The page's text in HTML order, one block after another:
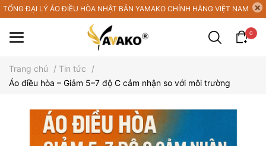
TỔNG ĐẠI LÝ ÁO ĐIỀU HÒA NHẬT BẢN YAMAKO CHÍNH HÃNG VIỆT NAM
0
Trang chủ / Tin tức
/
Áo điều hòa – Giảm 5–7 độ C cảm nhận so với môi trường